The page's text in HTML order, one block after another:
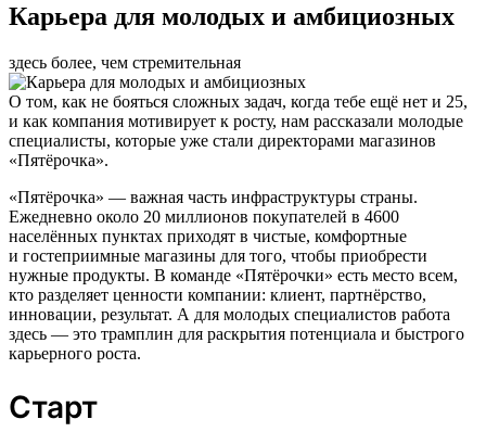
Карьера для молодых и амбициозных
здесь более, чем стремительная
О том, как не бояться сложных задач, когда тебе ещё нет и 25,
и как компания мотивирует к росту, нам рассказали молодые
специалисты, которые уже стали директорами магазинов
«Пятёрочка».
«Пятёрочка» — важная часть инфраструктуры страны.
Ежедневно около 20 миллионов покупателей в 4600
населённых пунктах приходят в чистые, комфортные
и гостеприимные магазины для того, чтобы приобрести
нужные продукты. В команде «Пятёрочки» есть место всем,
кто разделяет ценности компании: клиент, партнёрство,
инновации, результат. А для молодых специалистов работа
здесь — это трамплин для раскрытия потенциала и быстрого
карьерного роста.
Старт